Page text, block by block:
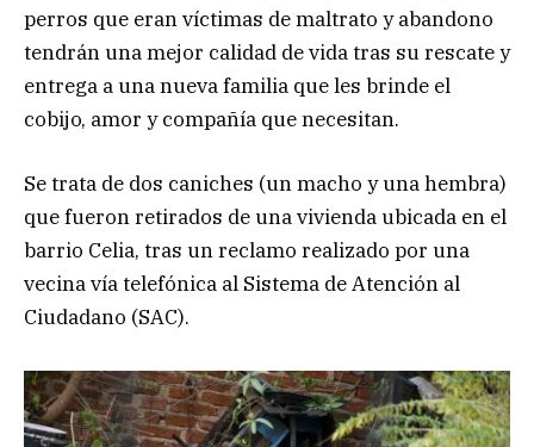
perros que eran víctimas de maltrato y abandono
tendrán una mejor calidad de vida tras su rescate y
entrega a una nueva familia que les brinde el
cobijo, amor y compañía que necesitan.
Se trata de dos caniches (un macho y una hembra)
que fueron retirados de una vivienda ubicada en el
barrio Celia, tras un reclamo realizado por una
vecina vía telefónica al Sistema de Atención al
Ciudadano (SAC).